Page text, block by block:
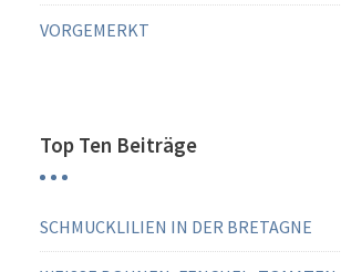
VORGEMERKT
Top Ten Beiträge
SCHMUCKLILIEN IN DER BRETAGNE